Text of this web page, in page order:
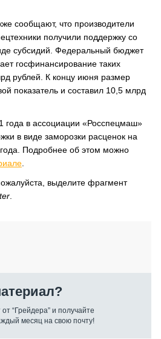
сообщают, что производители
получили поддержку со
субсидий. Федеральный бюджет
госфинансирование таких
рублей. К концу июня размер
показатель и составил 10,5 млрд
года в ассоциации «Росспецмаш»
в виде заморозки расценок на
Подробнее об этом можно
выделите фрагмент
“Грейдера” и получайте
месяц на свою почту!